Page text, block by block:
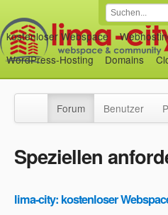
kostenloser Webspace
WordPress-Hosting
Domains
Forum Benutzer
Speziellen
lima-city: kostenloser